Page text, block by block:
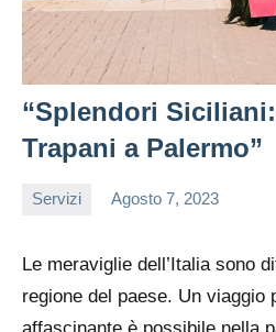
“Splendori
Trapani a Palermo”
Servizi Agosto 7, 2023
Le meraviglie dell’Italia sono
regione del paese. Un viaggio